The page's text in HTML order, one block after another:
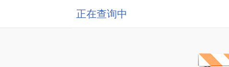
正在查询中